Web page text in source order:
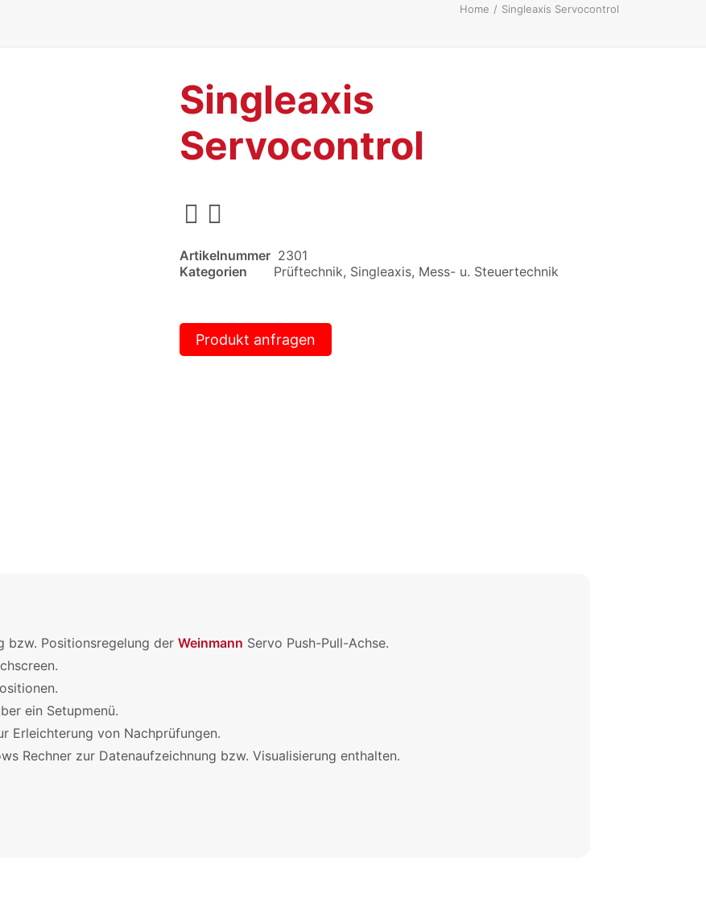
Home Singleaxis Servocontrol
Singleaxis
Servocontrol
Artikelnummer 2301
Kategorien
Prüftechnik, Singleaxis, Mess- u. Steuertechnik
Produkt anfragen
bzw. Positionsregelung der Weinmann Servo Push-Pull-Achse.
ein Setupmenü.
Erleichterung von Nachprüfungen.
Rechner zur Datenaufzeichnung bzw. Visualisierung enthalten.